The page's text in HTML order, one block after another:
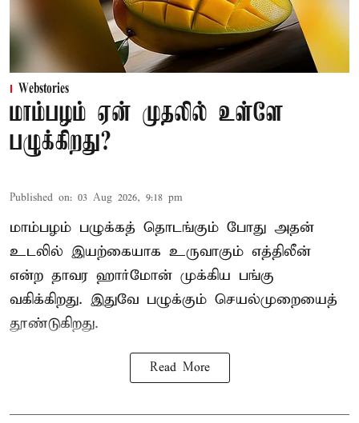
Webstories
மாம்பழம் ஏன் முதலில் உள்ளே
பழுக்கிறது?
Published on: 03 Aug 2026, 9:18 pm
மாம்பழம் பழுக்கத் தொடங்கும் போது அதன்
உடலில் இயற்கையாக உருவாகும் எத்திலீன்
என்ற தாவர ஹார்மோன் முக்கிய பங்கு
வகிக்கிறது. இதுவே பழுக்கும் செயல்முறையைத்
தூண்டுகிறது.
Read More